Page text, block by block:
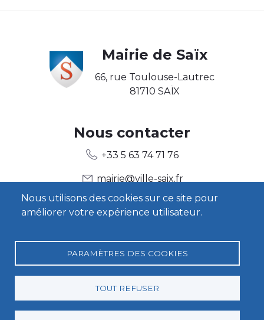
Nous utilisons des cookies sur ce site pour
améliorer votre expérience utilisateur.
PARAMÈTRES DES COOKIES
TOUT REFUSER
Mairie de Saïx
66, rue Toulouse-Lautrec
81710 SAÏX
Nous contacter
+33 5 63 74 71 76
mairie@ville-saix.fr
Body3 Heures d'ouverture
Contact